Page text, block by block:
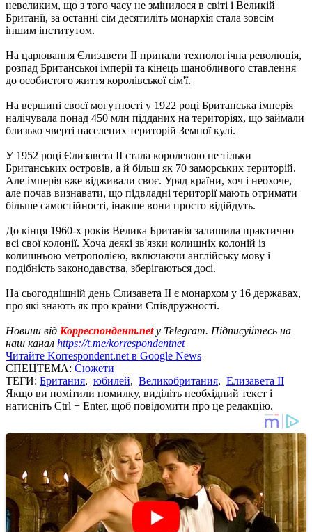
невеликим, що з того часу не змінилося в світі і Великій
Британії, за останні сім десятиліть монархія стала зовсім
іншим інститутом.
На царювання Єлизавети II припали технологічна революція,
розпад Британської імперії та кінець шанобливого ставлення
до особистого життя королівської сім'ї.
На вершині своєї могутності у 1922 році Британська імперія
налічувала понад 450 млн підданих на територіях, що займали
близько чверті населених територій Земної кулі.
У 1952 році Єлизавета II стала королевою не тільки
Британських островів, а й більш як 70 заморських територій.
Але імперія вже відживали своє. Уряд країни, хоч і неохоче,
але почав визнавати, що підвладні території мають отримати
більше самостійності, інакше вони просто відійдуть.
До кінця 1960-х років Велика Британія залишила практично
всі свої колонії. Хоча деякі зв'язки колишніх колоній із
колишньою метрополією, включаючи англійську мову і
подібність законодавства, зберігаються досі.
На сьогоднішній день Єлизавета II є монархом у 16 ​​державах,
про які знають як про країни Співдружності.
Новини від Корреспондент.netу Telegram. Підписуйтесь на
наш канал https://t.me/korrespondentnet
Читайте Korrespondent.net в Google News
СПЕЦТЕМА: Сюжети
ТЕГИ: Британия, юбилей, Великобритания, Елизавета II
Якщо ви помітили помилку, виділіть необхідний текст і
натисніть Ctrl + Enter, щоб повідомити про це редакцію.